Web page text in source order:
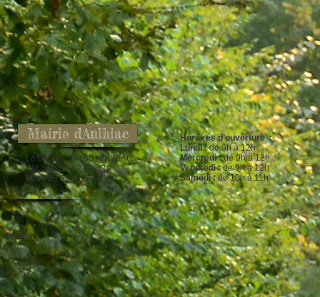
Mairie dAnlhiac
Le Bourg - 24160 ANLHIAC
Tél. :05.53.52.48.53
Fax :05.53.62.56.65
Horaires d’ouverture :
Lundi :de 9h à 12h
Mercredi :de 9h à 12h
Vendredi :de 9h à 12h
Samedi :de 10h à 11h